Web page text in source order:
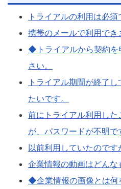
トライアルの利用は必須
携帯のメールで利用でき
◆トライアルから契約を
さい。
トライアル期間が終了
たいです。
前にトライアル利用し
が、パスワードが不明で
以前利用していたのです
企業情報の動画はどんな
◆企業情報の画像とは何